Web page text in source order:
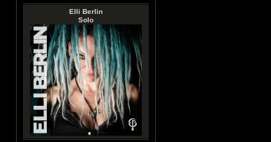
Elli Berlin
Solo